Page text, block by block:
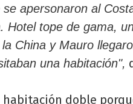
apersonaron al
Hotel tope de gama,
China y Mauro
una habitación",
habitación doble